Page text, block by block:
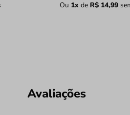
Ou 1x de R$ 14,99
Avaliações